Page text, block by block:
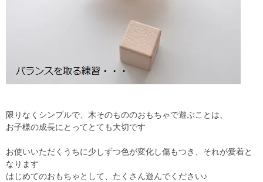
限りなくシンプルで、木そのもののおもちゃで遊ぶことは、
お子様の成長にとってとても大切です
お使いいただくうちに少しずつ色が変化し傷もつき、それが愛着と
なります
はじめてのおもちゃとして、たくさん遊んでください♪